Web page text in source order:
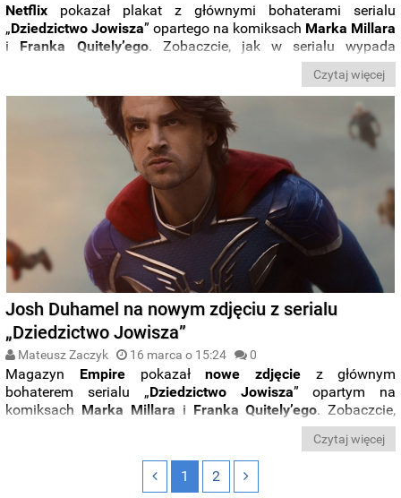
Netflix pokazał plakat z głównymi bohaterami serialu
„Dziedzictwo Jowisza” opartego na komiksach Marka Millara
i Franka Quitely’ego. Zobaczcie, jak w serialu wypada
Czytaj więcej
Josh Duhamel na nowym zdjęciu z serialu
„Dziedzictwo Jowisza”
Mateusz Zaczyk 16 marca o 15:24 0
Magazyn Empirepokazałnowe zdjęciez głównym
bohaterem serialu „Dziedzictwo Jowisza” opartym na
komiksach Marka Millara i Franka Quitely’ego. Zobaczcie,
UtopianwypadaJosh
Czytaj więcej
1 2